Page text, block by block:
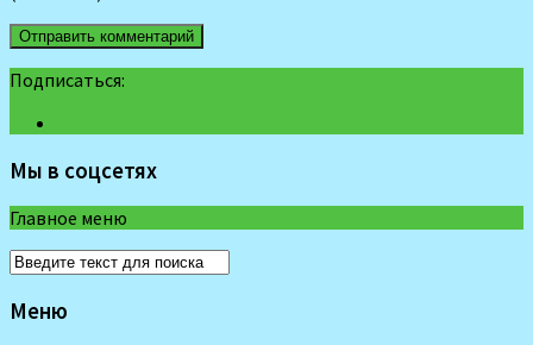
Подписаться:
Мы в соцсетях
Главное меню
Меню